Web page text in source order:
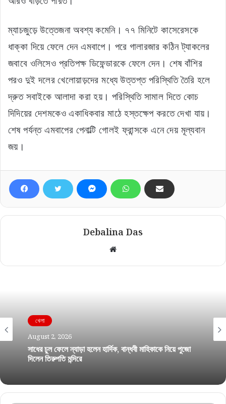
ম্যাচজুড়ে উত্তেজনা অবশ্য কমেনি। ৭৭ মিনিটে কাসেরেসকে
ধাক্কা দিয়ে ফেলে দেন এমবাপে। পরে গালারজার কঠিন ট্যাকলের
জবাবে ওলিসেও প্রতিপক্ষ ডিফেন্ডারকে ফেলে দেন। শেষ বাঁশির
পরও দুই দলের খেলোয়াড়দের মধ্যে উত্তপ্ত পরিস্থিতি তৈরি হলে
দ্রুত সবাইকে আলাদা করা হয়। পরিস্থিতি সামাল দিতে কোচ
দিদিয়ের দেশমকেও একাধিকবার মাঠে হস্তক্ষেপ করতে দেখা যায়।
শেষ পর্যন্ত এমবাপের পেনাল্টি গোলই ফ্রান্সকে এনে দেয় মূল্যবান
জয়।
Debalina Das
Website
August 2, 2026
দিলেন তিরুপতি মন্দিরে
August 2, 2026
গ্লাসগোয় গুলবীরের জোড়া পদকে কমনওয়েলথ গেমসে ভারতের